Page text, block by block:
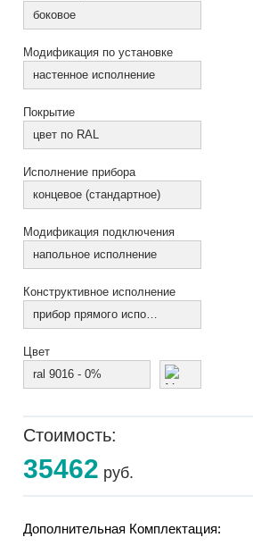
боковое
Модификация по установке
настенное исполнение
Покрытие
цвет по RAL
Исполнение прибора
концевое (стандартное)
Модификация подключения
напольное исполнение
Конструктивное исполнение
прибор прямого исполнения
Цвет
ral 9016 - 0%
Стоимость:
35462 руб.
Дополнительная Комплектация: